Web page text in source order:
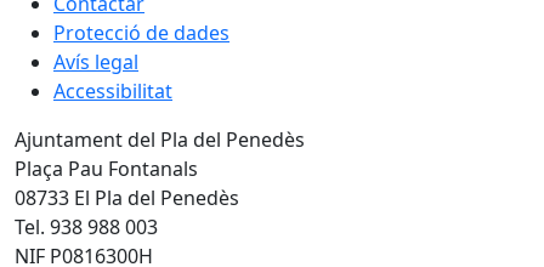
Protecció de dades
Avís legal
Accessibilitat
Ajuntament del Pla del Penedès
Plaça Pau Fontanals
08733 El Pla del Penedès
Tel. 938 988 003
NIF P0816300H